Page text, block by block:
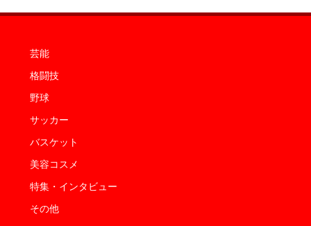
芸能
格闘技
野球
サッカー
バスケット
美容コスメ
特集・インタビュー
その他